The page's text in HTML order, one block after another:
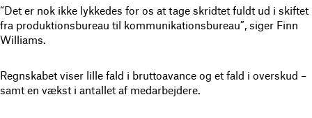
“Det er nok ikke lykkedes for os at tage skridtet fuldt ud i skiftet
fra produktionsbureau til kommunikationsbureau”, siger Finn
Williams.
Regnskabet viser lille fald i bruttoavance og et fald i overskud –
samt en vækst i antallet af medarbejdere.